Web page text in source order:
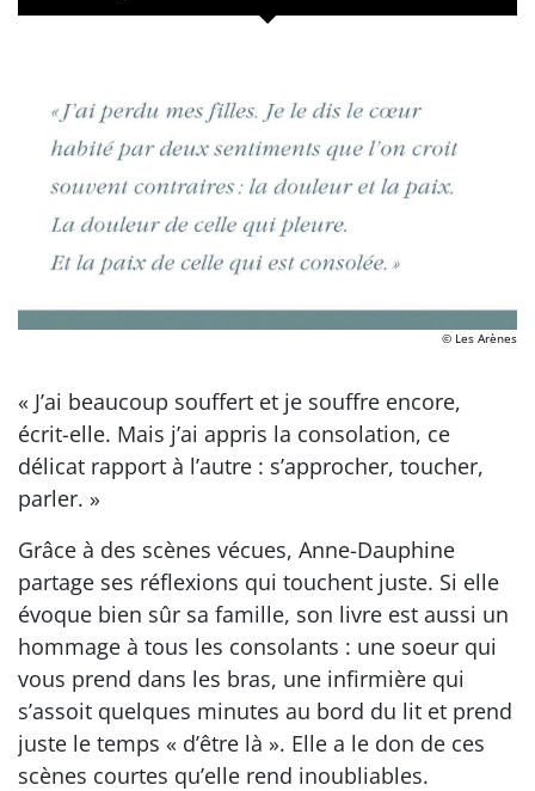
© Les Arènes
« J’ai beaucoup souffert et je souffre encore,
écrit-elle. Mais j’ai appris la consolation, ce
délicat rapport à l’autre : s’approcher, toucher,
parler. »
Grâce à des scènes vécues, Anne-Dauphine
partage ses réflexions qui touchent juste. Si elle
évoque bien sûr sa famille, son livre est aussi un
hommage à tous les consolants : une soeur qui
vous prend dans les bras, une infirmière qui
s’assoit quelques minutes au bord du lit et prend
juste le temps « d’être là ». Elle a le don de ces
scènes courtes qu’elle rend inoubliables.